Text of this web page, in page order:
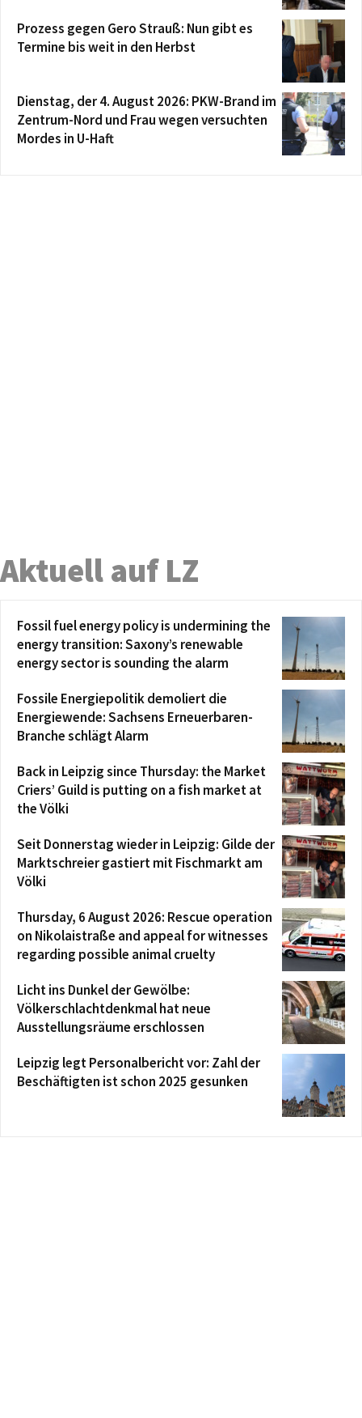
Prozess gegen Gero Strauß: Nun gibt es
Termine bis weit in den Herbst
Dienstag, der 4. August 2026: PKW-Brand im
Zentrum-Nord und Frau wegen versuchten
Mordes in U-Haft
Aktuell auf LZ
Fossil fuel energy policy is undermining the
energy transition: Saxony’s renewable
energy sector is sounding the alarm
Fossile Energiepolitik demoliert die
Energiewende: Sachsens Erneuerbaren-
Branche schlägt Alarm
Back in Leipzig since Thursday: the Market
Criers’ Guild is putting on a fish market at
the Völki
Seit Donnerstag wieder in Leipzig: Gilde der
Marktschreier gastiert mit Fischmarkt am
Völki
Thursday, 6 August 2026: Rescue operation
on Nikolaistraße and appeal for witnesses
regarding possible animal cruelty
Licht ins Dunkel der Gewölbe:
Völkerschlachtdenkmal hat neue
Ausstellungsräume erschlossen
Leipzig legt Personalbericht vor: Zahl der
Beschäftigten ist schon 2025 gesunken